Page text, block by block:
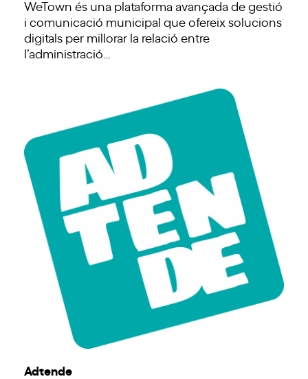
WeTown és una plataforma avançada de gestió
i comunicació municipal que ofereix solucions
digitals per millorar la relació entre
l’administració…
Adtende